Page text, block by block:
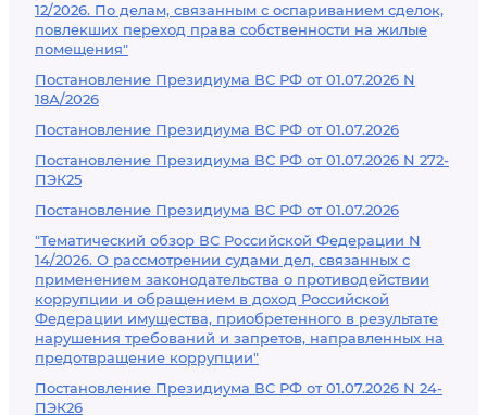
12/2026. По делам, связанным с оспариванием сделок,
повлекших переход права собственности на жилые
помещения"
Постановление Президиума ВС РФ от 01.07.2026 N
18А/2026
Постановление Президиума ВС РФ от 01.07.2026
Постановление Президиума ВС РФ от 01.07.2026 N 272-
ПЭК25
Постановление Президиума ВС РФ от 01.07.2026
"Тематический обзор ВС Российской Федерации N
14/2026. О рассмотрении судами дел, связанных с
применением законодательства о противодействии
коррупции и обращением в доход Российской
Федерации имущества, приобретенного в результате
нарушения требований и запретов, направленных на
предотвращение коррупции"
Постановление Президиума ВС РФ от 01.07.2026 N 24-
ПЭК26